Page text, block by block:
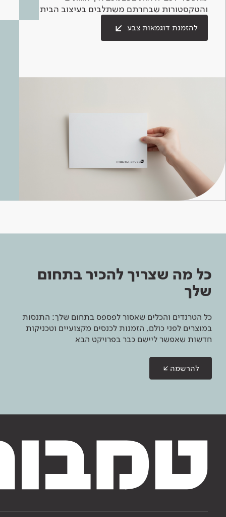
והטקסטורות שבחרתם משתלבים בעיצוב הבית.
להזמנת דוגמאות צבע
כל מה שצריך להכיר בתחום
שלך
כל הטרנדים והכלים שאסור לפספס בתחום שלך: התנסות
במוצרים לפני כולם, הזמנות לכנסים מקצועיים וטכניקות
חדשות שאפשר ליישם כבר בפרויקט הבא
להרשמה